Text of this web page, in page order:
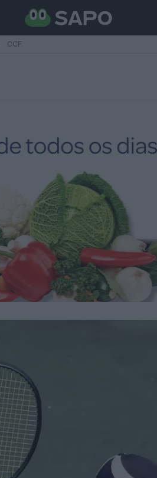
CCF